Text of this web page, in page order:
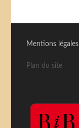
Mentions légales
Plan du site